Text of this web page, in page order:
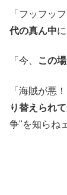
「フッフッ
代の真ん中
「今、 この
「海賊が悪
り替えられて
争"を知らね